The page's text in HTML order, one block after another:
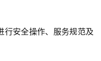
行安全操作、服务规范及